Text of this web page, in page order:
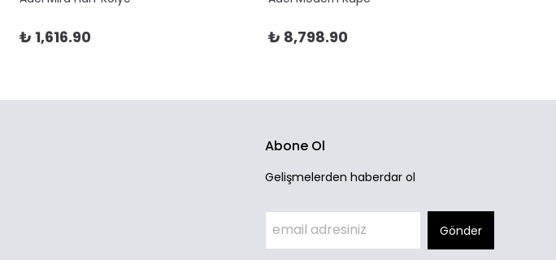
₺ 1,616.90 ₺ 8,798.90
Abone Ol
Gelişmelerden haberdar ol
Gönder